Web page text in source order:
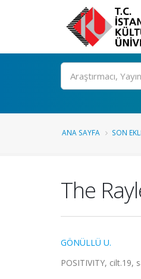
Ara
ANA SAYFA SON
The
GÖNÜLLÜ U.
POSITIVITY, cilt.19,